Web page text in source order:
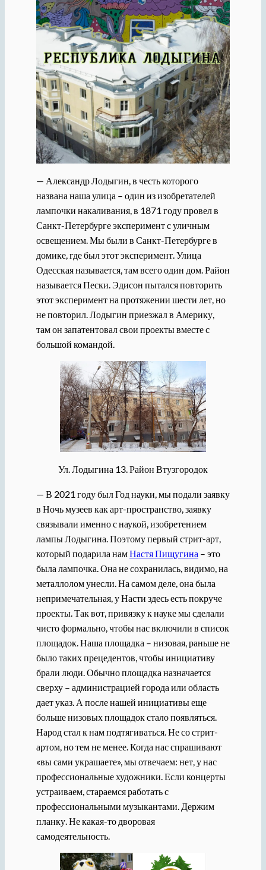
— Александр Лодыгин, в честь которого
названа наша улица – один из изобретателей
лампочки накаливания, в 1871 году провел в
Санкт-Петербурге эксперимент с уличным
освещением. Мы были в Санкт-Петербурге в
домике, где был этот эксперимент. Улица
Одесская называется, там всего один дом. Район
называется Пески. Эдисон пытался повторить
этот эксперимент на протяжении шести лет, но
не повторил. Лодыгин приезжал в Америку,
там он запатентовал свои проекты вместе с
большой командой.
Ул. Лодыгина 13. Район Втузгородок
— В 2021 году был Год науки, мы подали заявку
в Ночь музеев как арт-пространство, заявку
связывали именно с наукой, изобретением
лампы Лодыгина. Поэтому первый стрит-арт,
который подарила намНастя Пищугина – это
была лампочка. Она не сохранилась, видимо, на
металлолом унесли. На самом деле, она была
непримечательная, у Насти здесь есть покруче
проекты. Так вот, привязку к науке мы сделали
чисто формально, чтобы нас включили в список
площадок. Наша площадка – низовая, раньше не
было таких прецедентов, чтобы инициативу
брали люди. Обычно площадка назначается
сверху – администрацией города или область
дает указ. А после нашей инициативы еще
больше низовых площадок стало появляться.
Народ стал к нам подтягиваться. Не со стрит-
артом, но тем не менее. Когда нас спрашивают
«вы сами украшаете», мы отвечаем: нет, у нас
профессиональные художники. Если концерты
устраиваем, стараемся работать с
профессиональными музыкантами. Держим
планку. Не какая-то дворовая
самодеятельность.